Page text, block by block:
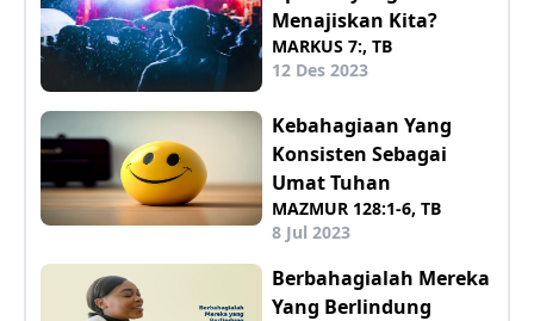
Menajiskan Kita?
MARKUS 7:, TB
12 Des 2023
Kebahagiaan Yang
Konsisten Sebagai
Umat Tuhan
MAZMUR 128:1-6, TB
8 Jul 2023
Berbahagialah Mereka
Yang Berlindung